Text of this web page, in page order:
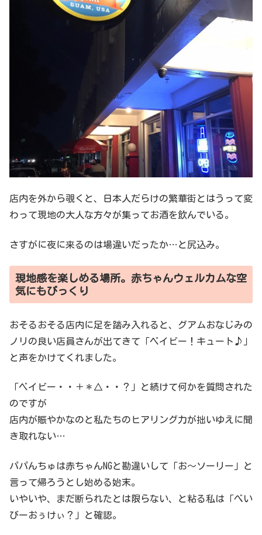
店内を外から覗くと、日本人だらけの繁華街とはうって変
わって現地の大人な方々が集ってお酒を飲んでいる。
さすがに夜に来るのは場違いだったか…と尻込み。
現地感を楽しめる場所。赤ちゃんウェルカムな空
気にもびっくり
おそるおそる店内に足を踏み入れると、グアムおなじみの
ノリの良い店員さんが出てきて「ベイビー！キュート♪」
と声をかけてくれました。
「ベイビー・・＋＊△・・？」と続けて何かを質問された
のですが
店内が賑やかなのと私たちのヒアリング力が拙いゆえに聞
き取れない…
パパんちゅは赤ちゃんNGと勘違いして「お〜ソーリー」と
言って帰ろうとし始める始末。
いやいや、まだ断られたとは限らない、と粘る私は「べい
びーおぅけぃ？」と確認。